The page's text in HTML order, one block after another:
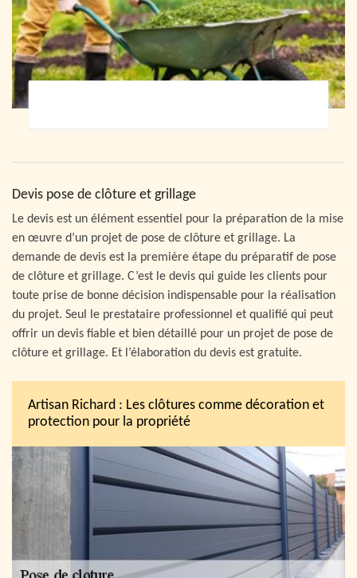
Devis pose de clôture et grillage
Le devis est un élément essentiel pour la préparation de la mise
en œuvre d’un projet de pose de clôture et grillage. La
demande de devis est la première étape du préparatif de pose
de clôture et grillage. C’est le devis qui guide les clients pour
toute prise de bonne décision indispensable pour la réalisation
du projet. Seul le prestataire professionnel et qualifié qui peut
offrir un devis fiable et bien détaillé pour un projet de pose de
clôture et grillage. Et l’élaboration du devis est gratuite.
Artisan Richard : Les clôtures comme décoration et
protection pour la propriété